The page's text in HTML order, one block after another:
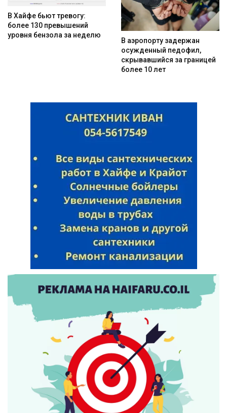
В Хайфе бьют тревогу:
более 130 превышений
уровня бензола за неделю
В аэропорту задержан
осужденный педофил,
скрывавшийся за границей
более 10 лет